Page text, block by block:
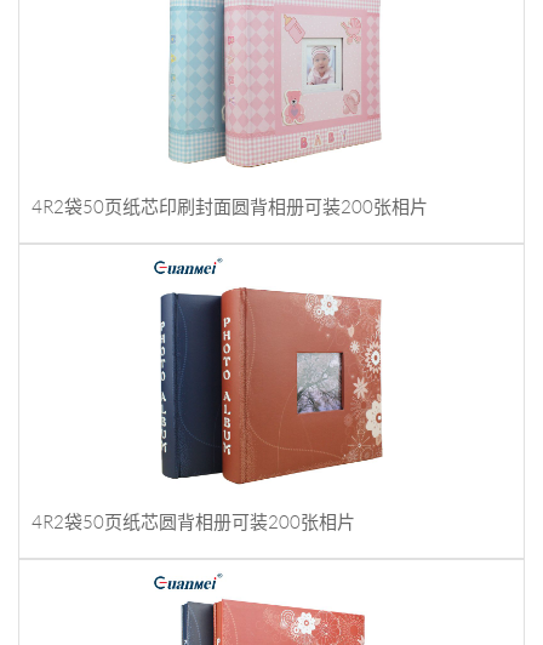
4R2袋50页纸芯印刷封面圆背相册可装200张相片
4R2袋50页纸芯圆背相册可装200张相片